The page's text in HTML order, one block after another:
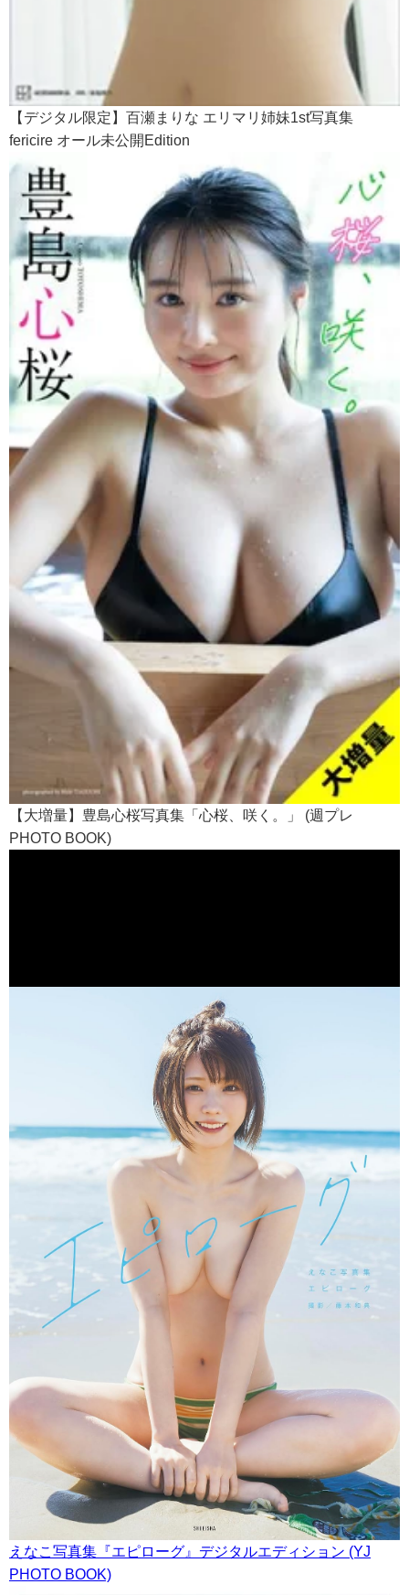
【デジタル限定】百瀬まりな エリマリ姉妹1st写真集
fericire オール未公開Edition
【大増量】豊島心桜写真集「心桜、咲く。」 (週プレ
PHOTO BOOK)
えなこ写真集『エピローグ』デジタルエディション (YJ
PHOTO BOOK)